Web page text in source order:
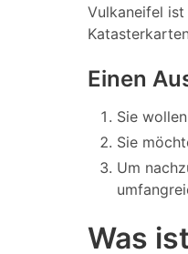
Vulkaneifel
Einen
Sie
Sie
Um
Was